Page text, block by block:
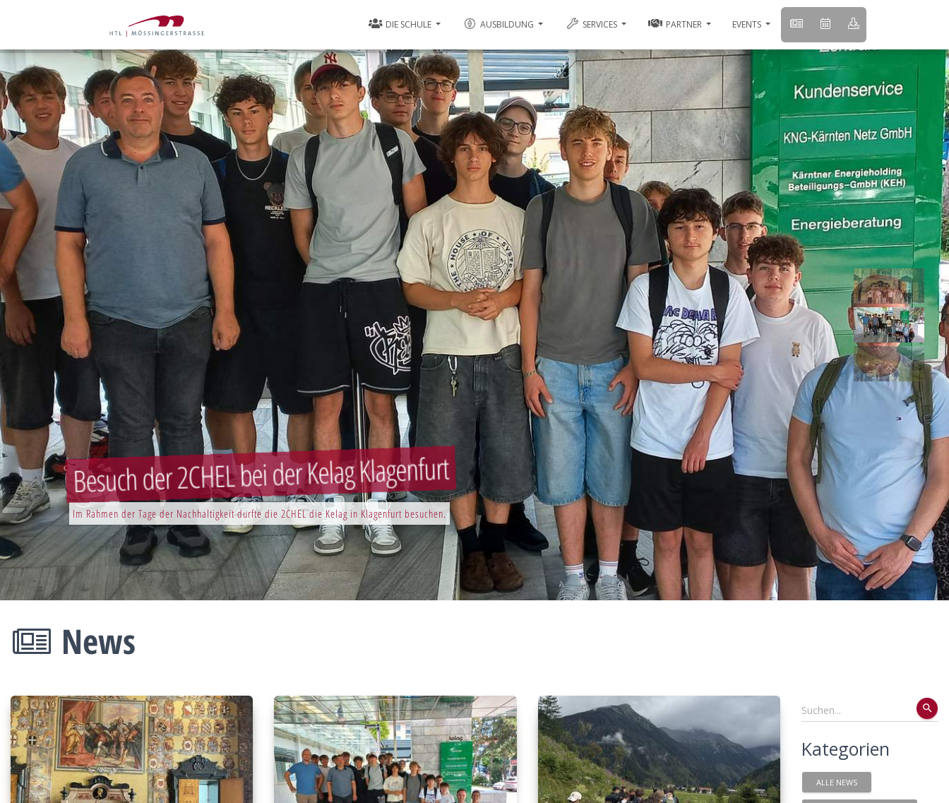
DIE SCHULE AUSBILDUNG SERVICES PARTNER EVENTS
Im Rahmen der Tage der Nachhaltigkeit durfte die 2CHEL die Kelag in Klagenfurt besuchen.
Besuch der 2CHEL bei der Kelag Klagenfurt
News
search
Kategorien
ALLE NEWS